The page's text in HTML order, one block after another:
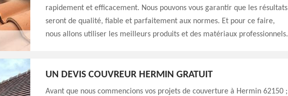
rapidement et efficacement. Nous pouvons vous garantir que les résultats
seront de qualité, fiable et parfaitement aux normes. Et pour ce faire,
nous allons utiliser les meilleurs produits et des matériaux professionnels.
UN DEVIS COUVREUR HERMIN GRATUIT
Avant que nous commencions vos projets de couverture à Hermin 62150 ;